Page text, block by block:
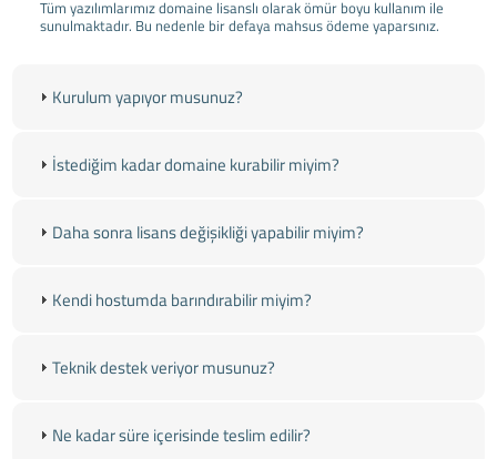
Tüm yazılımlarımız domaine lisanslı olarak ömür boyu kullanım ile
sunulmaktadır. Bu nedenle bir defaya mahsus ödeme yaparsınız.
Kurulum yapıyor musunuz?
İstediğim kadar domaine kurabilir miyim?
Daha sonra lisans değişikliği yapabilir miyim?
Kendi hostumda barındırabilir miyim?
Teknik destek veriyor musunuz?
Ne kadar süre içerisinde teslim edilir?